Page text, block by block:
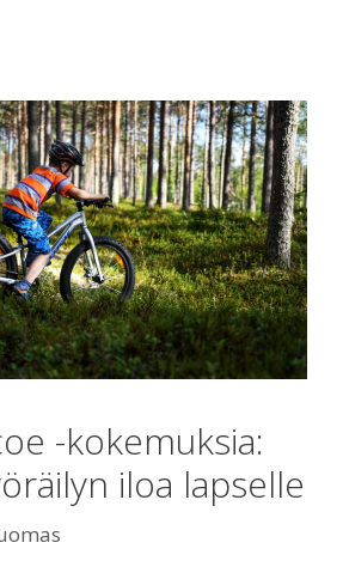
-kokemuksia:
iloa lapselle